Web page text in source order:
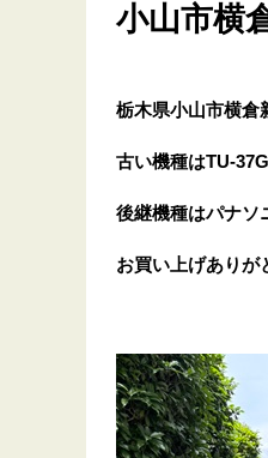
小山市横
栃木県小山市横倉
古い機種はTU-
後継機種はパナソ
お買い上げありが